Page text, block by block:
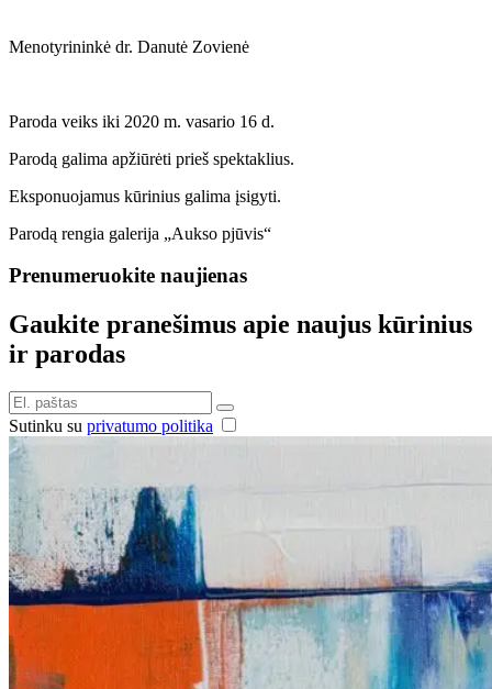
Menotyrininkė dr. Danutė Zovienė
Paroda veiks iki 2020 m. vasario 16 d.
Parodą galima apžiūrėti prieš spektaklius.
Eksponuojamus kūrinius galima įsigyti.
Parodą rengia galerija „Aukso pjūvis“
Prenumeruokite naujienas
Gaukite pranešimus apie naujus kūrinius
ir parodas
Sutinku su privatumo politika